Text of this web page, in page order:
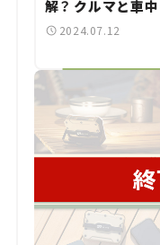
解？ クルマと車
2024.07.12